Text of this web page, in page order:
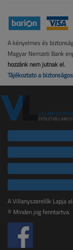
A kényelmes és
Magyar Nemzeti Bank
hozzánk nem jutnak el.
Tájékoztató a
A Villanyszerelők Lapja
© Minden jog fenntartva.